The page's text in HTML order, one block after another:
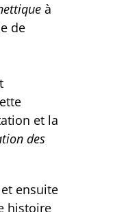
à
de
et la
des
ensuite
histoire